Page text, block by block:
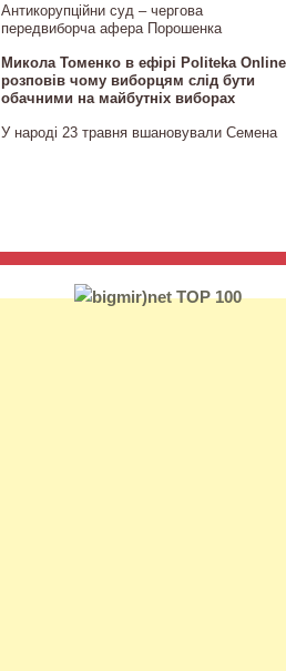
Антикорупційни суд – чергова
передвиборча афера Порошенка
Микола Томенко в ефірі Politeka Online
розповів чому виборцям слід бути
обачними на майбутніх виборах
У народі 23 травня вшановували Семена